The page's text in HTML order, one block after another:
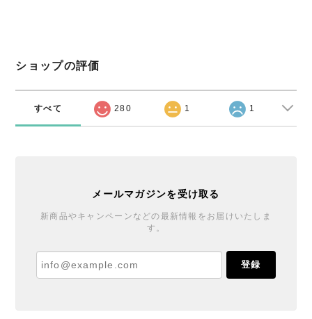
ショップの評価
すべて 280 1 1
メールマガジンを受け取る
新商品やキャンペーンなどの最新情報をお届けいたしま
す。
登録